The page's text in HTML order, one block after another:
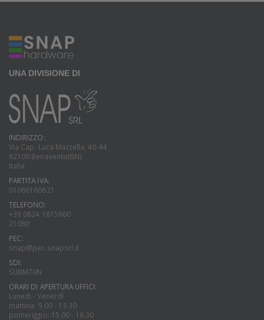
UNA DIVISIONE DI
INDIRIZZO:
Via Cap. Luca Mazzella, 40-44
82100 Benevento(BN)
Italia
PARTITA IVA:
01066160621
TELEFONO:
+39 0824 1815960
21080
PEC:
snap@pec.snapsrl.it
SDI:
SUBM70N
ORARI DI APERTURA UFFICI:
Lunedi - Venerdì
mattina: 9.00 - 13.30
pomeriggio: 15.00 - 18.30